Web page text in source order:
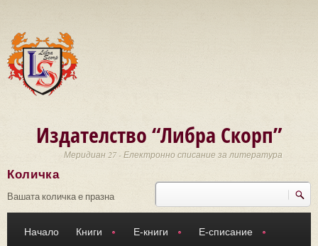
Издателство “Либра Скорп”
Меридиан 27 - Електронно списание за литература
Търси
Количка
Вашата количка е празна
Начало Книги Е-книги Е-списание